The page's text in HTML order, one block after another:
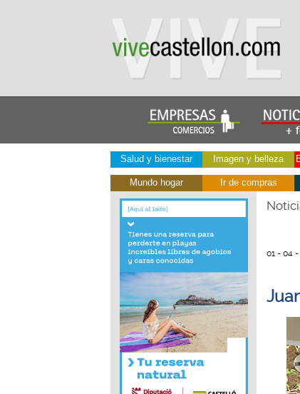
Salud y bienestar Imagen y belleza
Mundo hogar Ir de compras
01 - 04